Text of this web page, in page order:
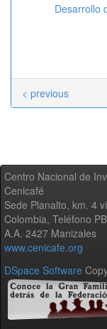
Desarrollo
< previous
Centro Nacional de
Cenicafé
Sede Planalto, km. 4
Colombia, Teléfono
A.A. 2427 Manizales
www.cenicafe.org
DSpace Software